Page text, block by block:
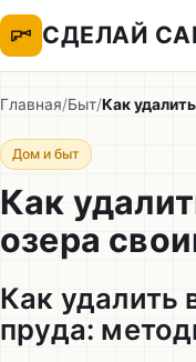
СДЕЛАЙ
Главная/Быт/Как
Дом и быт
Как
озера
Как удалить
пруда: